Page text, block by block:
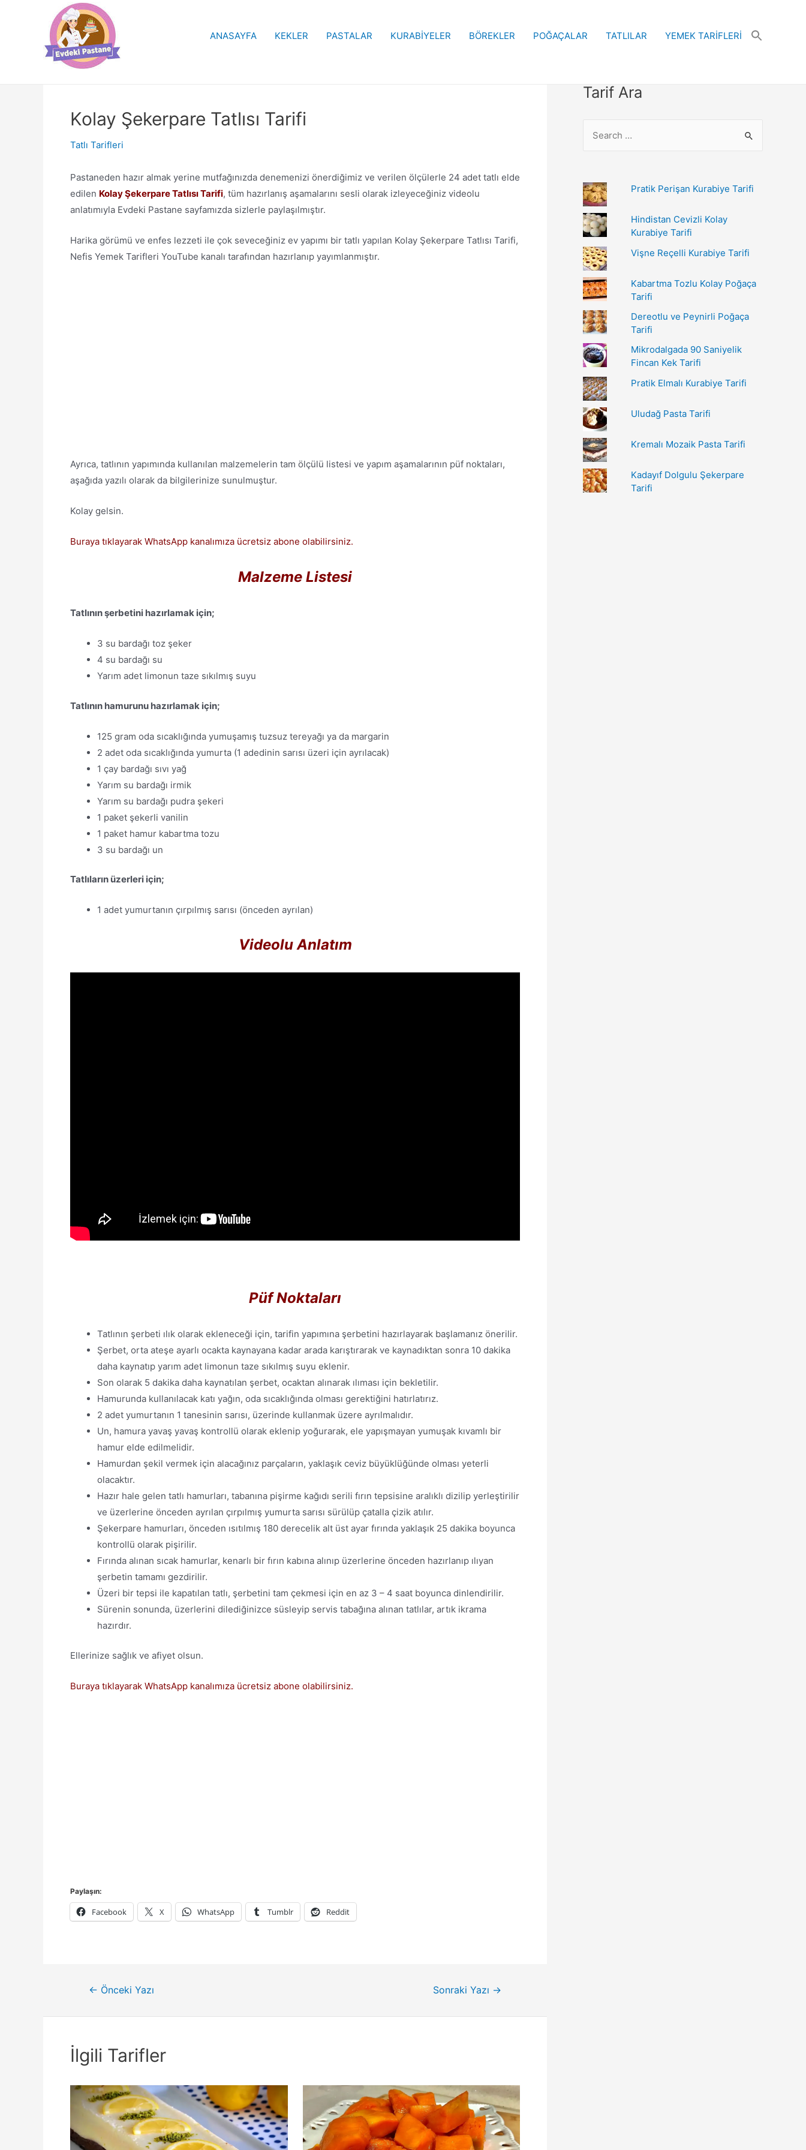
ANASAYFA
KEKLER PASTALAR KURABİYELER BÖREKLER POĞAÇALAR TATLILAR YEMEK TARİFLERİ
Kolay Şekerpare Tatlısı Tarifi
Tatlı Tarifleri
Pastaneden hazır almak yerine mutfağınızda denemenizi önerdiğimiz ve verilen ölçülerle 24 adet tatlı elde
edilen Kolay Şekerpare Tatlısı Tarifi, tüm hazırlanış aşamalarını sesli olarak izleyeceğiniz videolu
anlatımıyla Evdeki Pastane sayfamızda sizlerle paylaşılmıştır.
Harika görümü ve enfes lezzeti ile çok seveceğiniz ev yapımı bir tatlı yapılan Kolay Şekerpare Tatlısı Tarifi,
Nefis Yemek Tarifleri YouTube kanalı tarafından hazırlanıp yayımlanmıştır.
Ayrıca, tatlının yapımında kullanılan malzemelerin tam ölçülü listesi ve yapım aşamalarının püf noktaları,
aşağıda yazılı olarak da bilgilerinize sunulmuştur.
Kolay gelsin.
Buraya tıklayarak WhatsApp kanalımıza ücretsiz abone olabilirsiniz.
Malzeme Listesi
Tatlının şerbetini hazırlamak için;
3 su bardağı toz şeker
4 su bardağı su
Yarım adet limonun taze sıkılmış suyu
Tatlının hamurunu hazırlamak için;
125 gram oda sıcaklığında yumuşamış tuzsuz tereyağı ya da margarin
2 adet oda sıcaklığında yumurta (1 adedinin sarısı üzeri için ayrılacak)
1 çay bardağı sıvı yağ
Yarım su bardağı irmik
Yarım su bardağı pudra şekeri
1 paket şekerli vanilin
1 paket hamur kabartma tozu
3 su bardağı un
Tatlıların üzerleri için;
1 adet yumurtanın çırpılmış sarısı (önceden ayrılan)
Videolu Anlatım
Püf Noktaları
Tatlının şerbeti ılık olarak ekleneceği için, tarifin yapımına şerbetini hazırlayarak başlamanız önerilir.
Şerbet, orta ateşe ayarlı ocakta kaynayana kadar arada karıştırarak ve kaynadıktan sonra 10 dakika
daha kaynatıp yarım adet limonun taze sıkılmış suyu eklenir.
Son olarak 5 dakika daha kaynatılan şerbet, ocaktan alınarak ılıması için bekletilir.
Hamurunda kullanılacak katı yağın, oda sıcaklığında olması gerektiğini hatırlatırız.
2 adet yumurtanın 1 tanesinin sarısı, üzerinde kullanmak üzere ayrılmalıdır.
Un, hamura yavaş yavaş kontrollü olarak eklenip yoğurarak, ele yapışmayan yumuşak kıvamlı bir
hamur elde edilmelidir.
Hamurdan şekil vermek için alacağınız parçaların, yaklaşık ceviz büyüklüğünde olması yeterli
olacaktır.
Hazır hale gelen tatlı hamurları, tabanına pişirme kağıdı serili fırın tepsisine aralıklı dizilip yerleştirilir
ve üzerlerine önceden ayrılan çırpılmış yumurta sarısı sürülüp çatalla çizik atılır.
Şekerpare hamurları, önceden ısıtılmış 180 derecelik alt üst ayar fırında yaklaşık 25 dakika boyunca
kontrollü olarak pişirilir.
Fırında alınan sıcak hamurlar, kenarlı bir fırın kabına alınıp üzerlerine önceden hazırlanıp ılıyan
şerbetin tamamı gezdirilir.
Üzeri bir tepsi ile kapatılan tatlı, şerbetini tam çekmesi için en az 3 – 4 saat boyunca dinlendirilir.
Sürenin sonunda, üzerlerini dilediğinizce süsleyip servis tabağına alınan tatlılar, artık ikrama
hazırdır.
Ellerinize sağlık ve afiyet olsun.
Buraya tıklayarak WhatsApp kanalımıza ücretsiz abone olabilirsiniz.
Paylaşın:
Facebook X WhatsApp Tumblr Reddit
Yazı← Önceki Yazı Sonraki Yazı →
İlgili Tarifler
Tarif Ara
r
c
h
f
o
r
:
Pratik Perişan Kurabiye Tarifi
Hindistan Cevizli Kolay
Kurabiye Tarifi
Vişne Reçelli Kurabiye Tarifi
Kabartma Tozlu Kolay Poğaça
Tarifi
Dereotlu ve Peynirli Poğaça
Tarifi
Mikrodalgada 90 Saniyelik
Fincan Kek Tarifi
Pratik Elmalı Kurabiye Tarifi
Uludağ Pasta Tarifi
Kremalı Mozaik Pasta Tarifi
Kadayıf Dolgulu Şekerpare
Tarifi